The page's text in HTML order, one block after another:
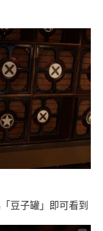
豆子罐」即可看到